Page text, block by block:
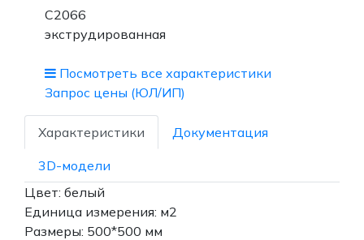
С2066
экструдированная
Посмотреть все характеристики
Запрос цены (ЮЛ/ИП)
Характеристики Документация
3D-модели
Цвет: белый
Единица измерения: м2
Размеры: 500*500 мм